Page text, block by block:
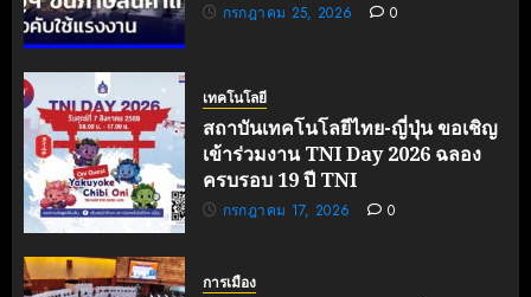
กรกฎาคม 25, 2026 0
เทคโนโลยี
สถาบันเทคโนโลยีไทย-ญี่ปุ่น ขอเชิญ
เข้าร่วมงาน TNI Day 2026 ฉลอง
ครบรอบ 19 ปี TNI
กรกฎาคม 17, 2026 0
การเมือง